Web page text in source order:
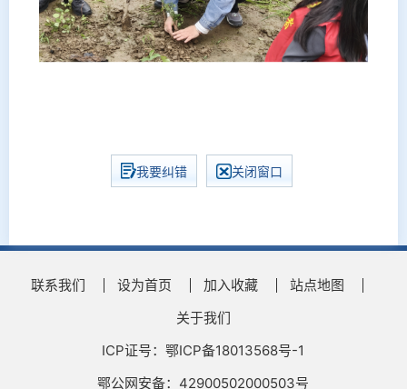
我要纠错 关闭窗口
联系我们 设为首页 加入收藏
站点地图
关于我们
ICP证号：鄂ICP备18013568号-1
鄂公网安备：42900502000503号